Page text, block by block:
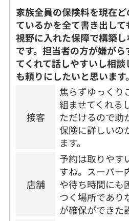
家族全員の保険料を現在
ているかを全て書き出し
視野に入れた保障で構築
です。担当者の方が嫌が
てくれて話しやすいし相
も頼りにしたいと思います。
接客
焦らずゆっくり
組ませてくれる
ただけるので助
保険に詳しいの
ます。
店舗
予約は取りやす
すね。スーパー
や待ち時間にも
つく場所であり
が確保ができた